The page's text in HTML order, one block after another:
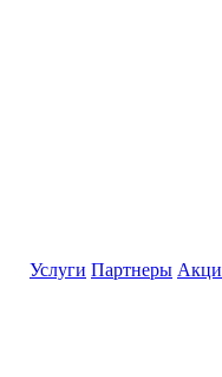
Услуги Партнеры